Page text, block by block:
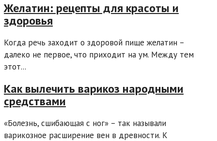
Желатин: рецепты для красоты и
здоровья
Когда речь заходит о здоровой пище желатин –
далеко не первое, что приходит на ум. Между тем
этот...
Как вылечить варикоз народными
средствами
«Болезнь, сшибающая с ног» – так называли
варикозное расширение вен в древности. К